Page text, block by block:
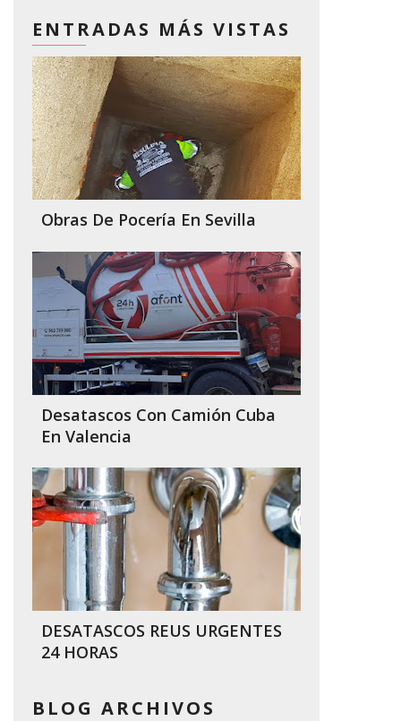
ENTRADAS MÁS VISTAS
Obras De Pocería En Sevilla
Desatascos Con Camión Cuba
En Valencia
DESATASCOS REUS URGENTES
24 HORAS
BLOG ARCHIVOS